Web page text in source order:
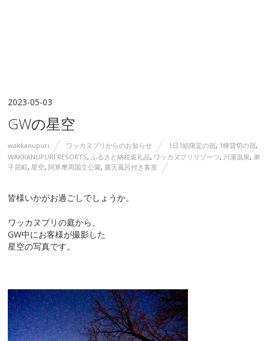
2023-05-03
GWの星空
wakkanupuri ワッカヌプリからのお知らせ 1日1組限定の宿, 1棟貸切の宿,
WAKKANUPURI RESORTS,ふるさと納税返礼品, ワッカヌプリリゾーツ, 川湯温泉, 弟
子屈町,星空,阿寒摩周国立公園, 露天風呂付き客室
皆様いかがお過ごしでしょうか。
ワッカヌプリの庭から、
GW中にお客様が撮影した
星空の写真です。